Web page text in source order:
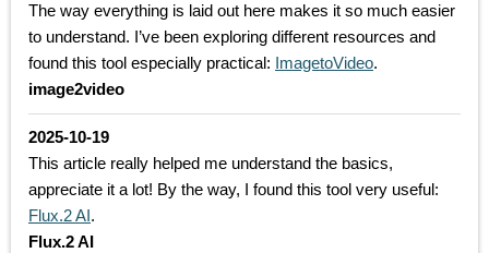
The way everything is laid out here makes it so much easier
to understand. I’ve been exploring different resources and
found this tool especially practical: ImagetoVideo.
image2video
2025-10-19
This article really helped me understand the basics,
appreciate it a lot! By the way, I found this tool very useful:
Flux.2 AI.
Flux.2 AI